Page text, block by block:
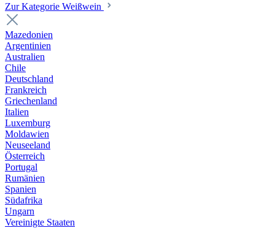
Zur Kategorie Weißwein
Mazedonien
Argentinien
Australien
Chile
Deutschland
Frankreich
Griechenland
Italien
Luxemburg
Moldawien
Neuseeland
Österreich
Portugal
Rumänien
Spanien
Südafrika
Ungarn
Vereinigte Staaten